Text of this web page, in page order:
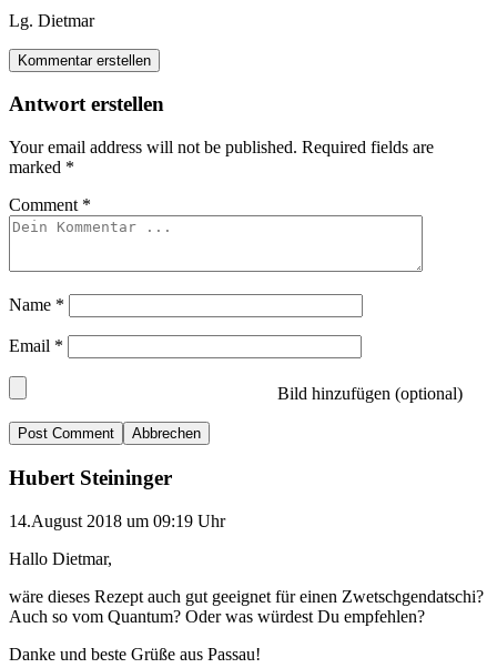
Lg. Dietmar
Kommentar erstellen
Antwort erstellen
Your email address will not be published. Required fields are
marked *
Comment *
Name *
Email *
Bild hinzufügen (optional)
Abbrechen
Hubert Steininger
14.August 2018 um 09:19 Uhr
Hallo Dietmar,
wäre dieses Rezept auch gut geeignet für einen Zwetschgendatschi?
Auch so vom Quantum? Oder was würdest Du empfehlen?
Danke und beste Grüße aus Passau!